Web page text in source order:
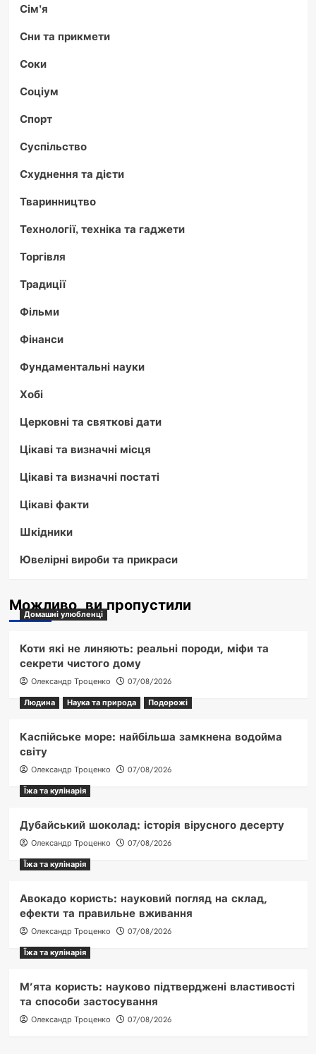
Сім'я
Сни та прикмети
Соки
Соціум
Спорт
Суспільство
Схуднення та дієти
Тваринництво
Технології, техніка та гаджети
Торгівля
Традиції
Фільми
Фінанси
Фундаментальні науки
Хобі
Церковні та святкові дати
Цікаві та визначні місця
Цікаві та визначні постаті
Цікаві факти
Шкідники
Ювелірні вироби та прикраси
Можливо, ви пропустили
Домашні улюбленці
Коти які не линяють: реальні породи, міфи та
секрети чистого дому
Олександр Троценко
07/08/2026
Людина
Наука та природа Подорожі
Каспійське море: найбільша замкнена водойма
світу
Олександр Троценко
07/08/2026
Їжа та кулінарія
Дубайський шоколад: історія вірусного десерту
Олександр Троценко
07/08/2026
Їжа та кулінарія
Авокадо користь: науковий погляд на склад,
ефекти та правильне вживання
Олександр Троценко
07/08/2026
Їжа та кулінарія
М’ята користь: науково підтверджені властивості
та способи застосування
Олександр Троценко 07/08/2026